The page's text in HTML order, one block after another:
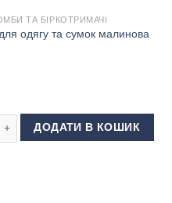
ТА БІРКОТРИМАЧІ
одягу та сумок малинова
одягу та сумок малинова
ДОДАТИ В КОШИК